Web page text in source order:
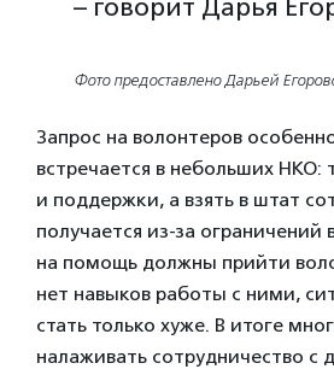
– говорит Дарья
Фото предоставлено Дарьей
Запрос на волонтеров
встречается в небольших НКО:
и поддержки, а взять в штат
получается из-за ограничений
на помощь должны прийти
нет навыков работы с ними,
стать только хуже. В итоге
налаживать сотрудничество с